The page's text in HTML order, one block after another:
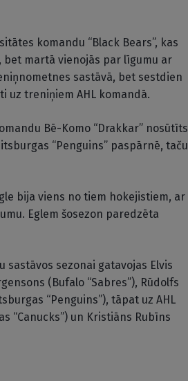
komandu “Black Bears”, kas
bet martā vienojās par līgumu ar
sastāvā, bet sestdien
uz treniņiem AHL komandā.
Bē-Komo “Drakkar” nosūtīts
“Penguins” paspārnē, taču
bija viens no tiem hokejistiem, ar
Eglem šosezon paredzēta
sezonai gatavojas Elvis
(Bufalo “Sabres”), Rūdolfs
“Penguins”), tāpat uz AHL
“Canucks”) un Kristiāns Rubīns